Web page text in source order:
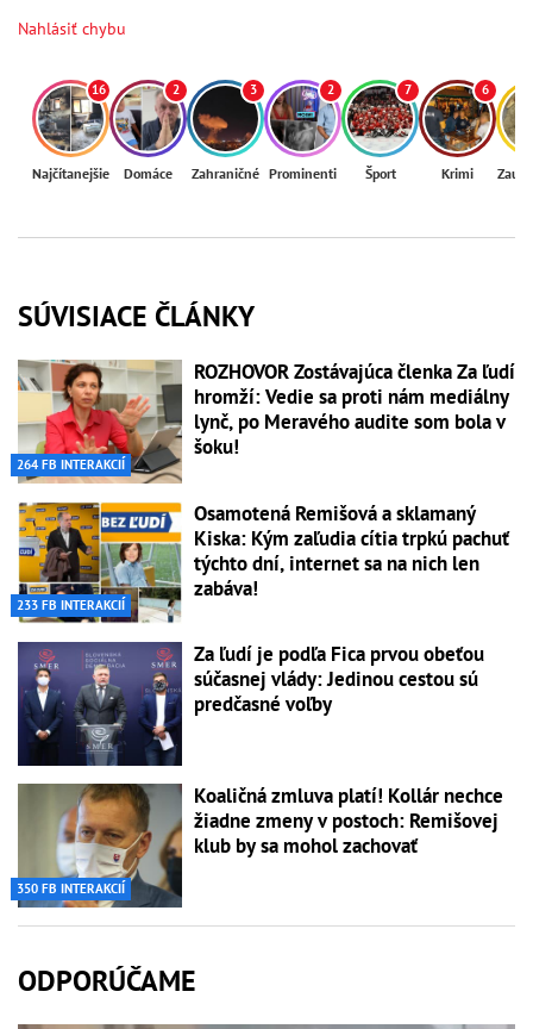
Nahlásiť chybu
16
Najčítanejšie
2
Domáce
3
Zahraničné
2
Prominenti
7
Šport
6
Krimi
SÚVISIACE ČLÁNKY
264 FB INTERAKCIÍ
ROZHOVOR Zostávajúca členka Za ľudí
hromží: Vedie sa proti nám mediálny
lynč, po Meravého audite som bola v
šoku!
233 FB INTERAKCIÍ
Osamotená Remišová a sklamaný
Kiska: Kým zaľudia cítia trpkú pachuť
týchto dní, internet sa na nich len
zabáva!
Za ľudí je podľa Fica prvou obeťou
súčasnej vlády: Jedinou cestou sú
predčasné voľby
350 FB INTERAKCIÍ
Koaličná zmluva platí! Kollár nechce
žiadne zmeny v postoch: Remišovej
klub by sa mohol zachovať
ODPORÚČAME